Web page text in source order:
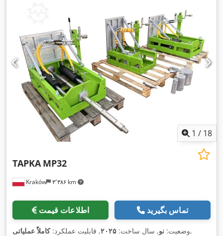
, تجهیزات: زنجیرهای لاستیکی, هیدرولیک, هیدرولیک گریپر,
1 / 18
Kraków ۳٬۳۸۶ km
TAPKA MP32
اطلاعات قیمت تماس بگیرید
وضعیت: نو, سال ساخت: ۲۰۲۵, قابلیت عملکرد:کاملاً عملیاتی ,